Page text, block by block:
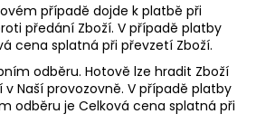
případě dojde k platbě při
předání Zboží. V případě platby
cena splatná při převzetí Zboží.
odběru. Hotově lze hradit Zboží
Naší provozovně. V případě platby
odběru je Celková cena splatná při